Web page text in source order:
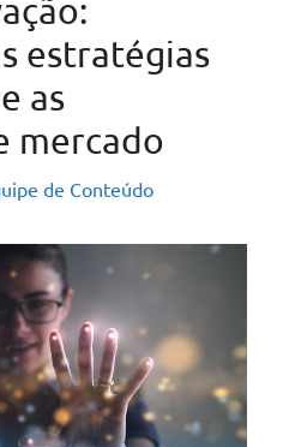
estratégias
as
mercado
de Conteúdo